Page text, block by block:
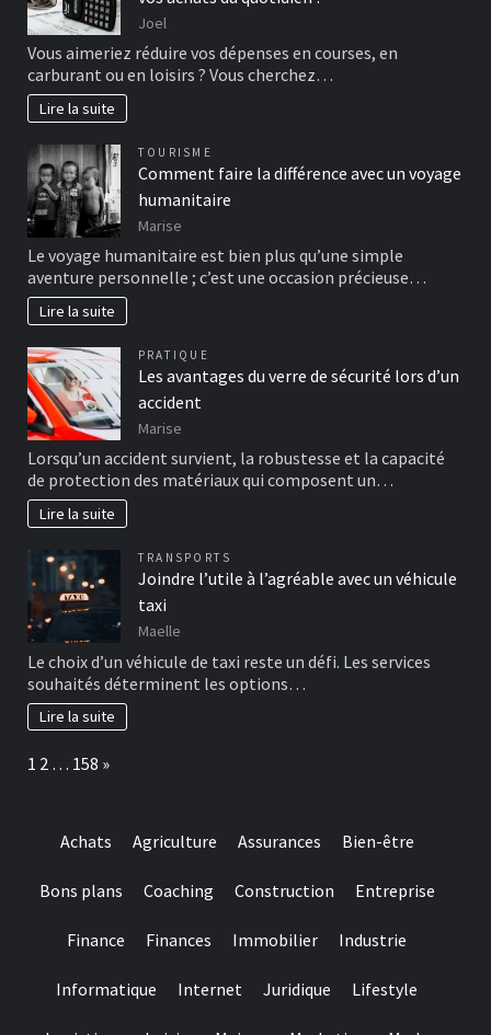
Joel
Vous aimeriez réduire vos dépenses en courses, en
carburant ou en loisirs ? Vous cherchez…
Lire la suite
TOURISME
Comment faire la différence avec un voyage
humanitaire
Marise
Le voyage humanitaire est bien plus qu’une simple
aventure personnelle ; c’est une occasion précieuse…
Lire la suite
PRATIQUE
Les avantages du verre de sécurité lors d’un
accident
Marise
Lorsqu’un accident survient, la robustesse et la capacité
de protection des matériaux qui composent un…
Lire la suite
TRANSPORTS
Joindre l’utile à l’agréable avec un véhicule
taxi
Maelle
Le choix d’un véhicule de taxi reste un défi. Les services
souhaités déterminent les options…
Lire la suite
Page:
1 2 … 158 Next
»
Achats Agriculture Assurances Bien-être
Bons plans Coaching Construction Entreprise
Finance Finances Immobilier Industrie
Informatique Internet Juridique Lifestyle